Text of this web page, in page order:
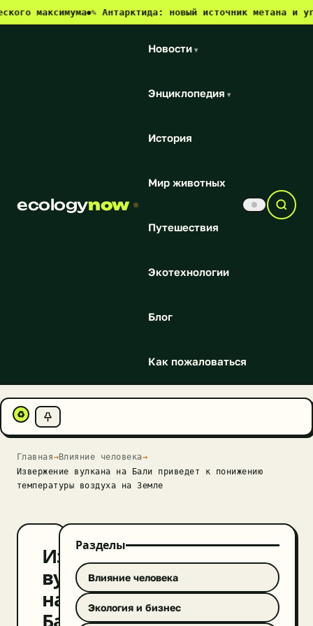
●✎ Антарктида: новый источник метана и угроза
ecologynow
Новости ▾
Энциклопедия ▾
История
Мир животных
Путешествия
Экотехнологии
Блог
Как пожаловаться
♻
Главная→Влияние человека→
Извержение вулкана на Бали приведет к понижению
температуры воздуха на Земле
Извержение
вулкана
на
Бали
Разделы
Влияние человека
Экология и бизнес